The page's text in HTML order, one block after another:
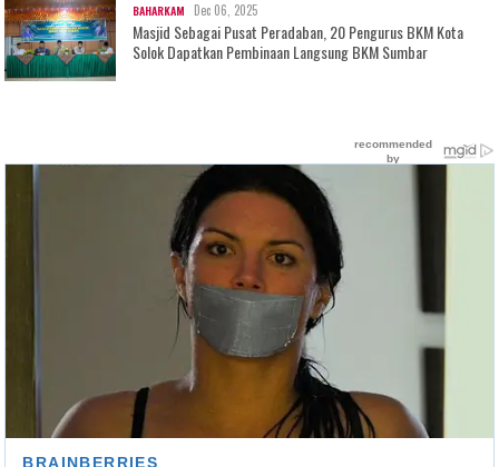
BAHARKAM Dec 06, 2025
Masjid Sebagai Pusat Peradaban, 20 Pengurus BKM Kota
Solok Dapatkan Pembinaan Langsung BKM Sumbar